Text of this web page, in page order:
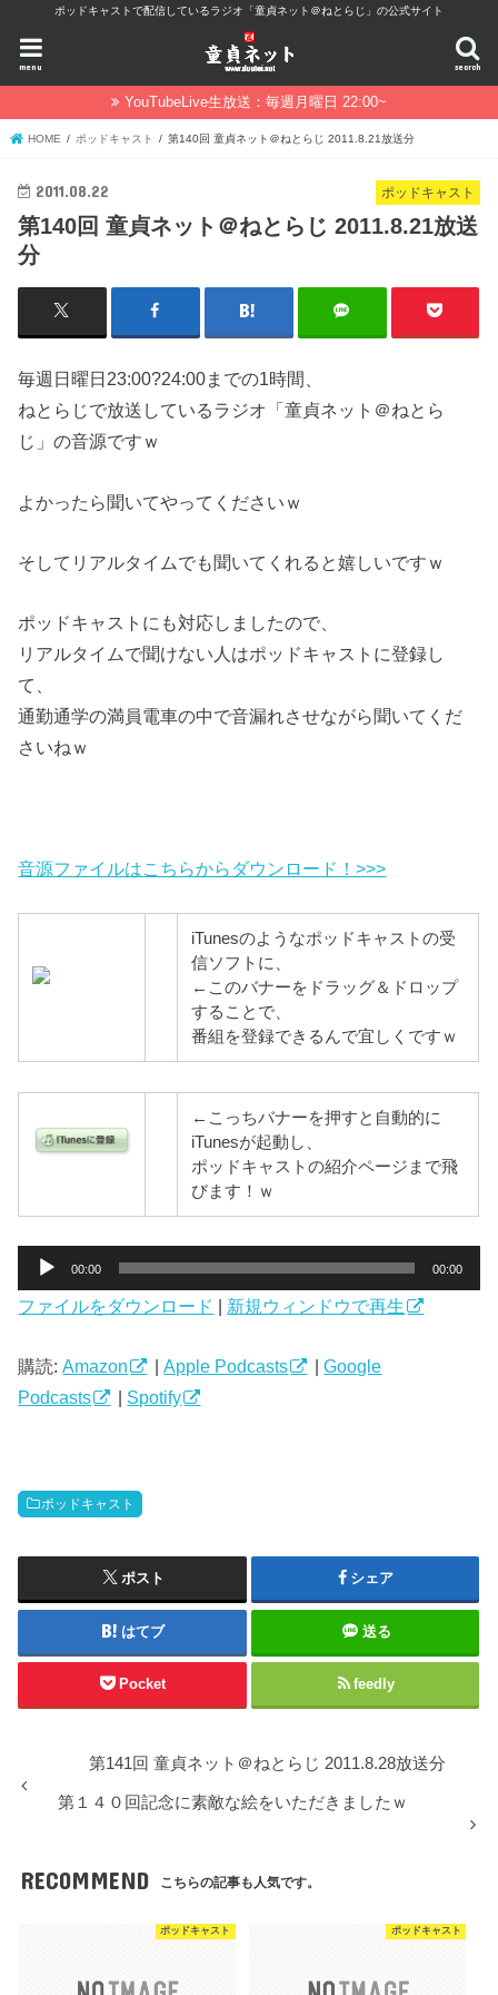
ポッドキャストで配信しているラジオ「童貞ネット＠ねとらじ」の公式サイト
search
menu
YouTubeLive生放送：毎週月曜日 22:00~
HOME ポッドキャスト 第140回 童貞ネット＠ねとらじ 2011.8.21放送分
ポッドキャスト
2011.08.22
第140回 童貞ネット＠ねとらじ 2011.8.21放送
分
毎週日曜日23:00?24:00までの1時間、
ねとらじで放送しているラジオ「童貞ネット＠ねとら
じ」の音源ですｗ
よかったら聞いてやってくださいｗ
そしてリアルタイムでも聞いてくれると嬉しいですｗ
ポッドキャストにも対応しましたので、
リアルタイムで聞けない人はポッドキャストに登録し
て、
通勤通学の満員電車の中で音漏れさせながら聞いてくだ
さいねｗ
音源ファイルはこちらからダウンロード！>>>
iTunesのようなポッドキャストの受
信ソフトに、
←このバナーをドラッグ＆ドロップ
することで、
番組を登録できるんで宜しくですｗ
←こっちバナーを押すと自動的に
iTunesが起動し、
ポッドキャストの紹介ページまで飛
びます！ｗ
プ
ー
ヤ
00:00 00:00
ファイルをダウンロード | 新規ウィンドウで再生
購読:Amazon |Apple Podcasts |Google
Podcasts
Spotify
ポッドキャスト
ポスト シェア
はてブ 送る
Pocket feedly
第141回 童貞ネット＠ねとらじ 2011.8.28放送分
第１４０回記念に素敵な絵をいただきましたｗ
RECOMMEND こちらの記事も人気です。
ポッドキャスト ポッドキャスト